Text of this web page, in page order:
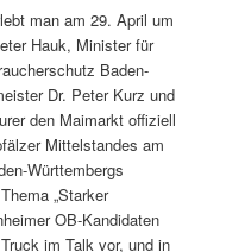
man am 29. April um
Hauk, Minister für
Baden-
Dr. Peter Kurz und
den Maimarkt offiziell
Mittelstandes am
Württembergs
„Starker
OB-Kandidaten
im Talk vor, und in